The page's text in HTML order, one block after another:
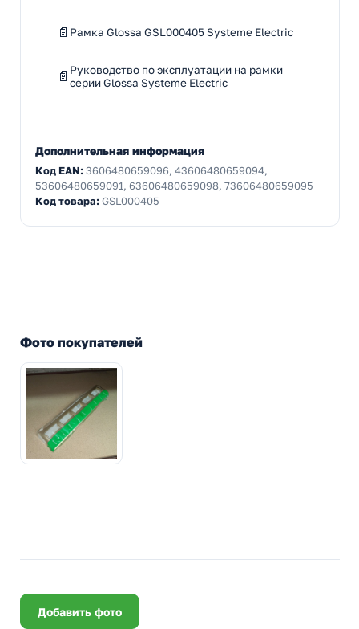
Рамка Glossa GSL000405 Systeme Electric
Руководство по эксплуатации на рамки
серии Glossa Systeme Electric
Дополнительная информация
Код EAN:3606480659096, 43606480659094,
53606480659091, 63606480659098, 73606480659095
Код товара:GSL000405
Фото покупателей
Добавить фото